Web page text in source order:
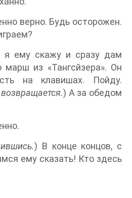
верно. Будь осторожен.
я ему скажу и сразу дам
марш из «Тангсйзера». Он
на клавишах. Пойду.
) А за обедом
) В конце концов, с
ему сказать! Кто здесь